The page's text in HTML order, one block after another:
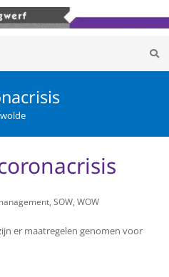
,SOW ,WOW
er maatregelen genomen voor